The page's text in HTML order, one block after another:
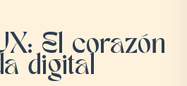
El corazón
digital